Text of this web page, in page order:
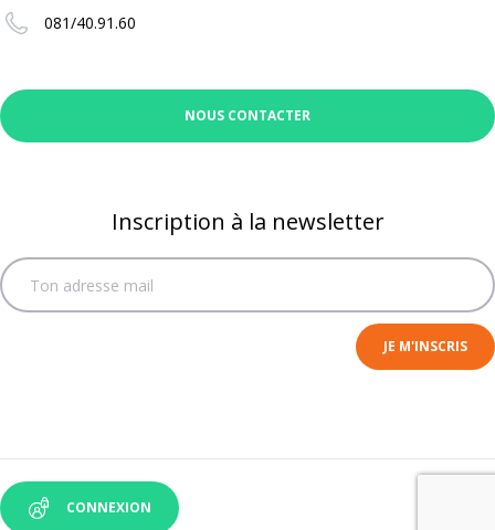
081/40.91.60
NOUS CONTACTER
Inscription à la newsletter
CONNEXION